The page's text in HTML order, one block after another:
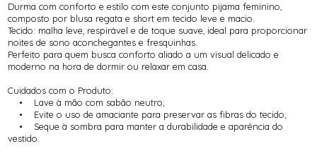
Durma com conforto e estilo com este conjunto pijama feminino,
composto por blusa regata e short em tecido leve e macio.
Tecido: malha leve, respirável e de toque suave, ideal para proporcionar
noites de sono aconchegantes e fresquinhas.
Perfeito para quem busca conforto aliado a um visual delicado e
moderno na hora de dormir ou relaxar em casa.
Cuidados com o Produto:
• Lave à mão com sabão neutro;
• Evite o uso de amaciante para preservar as fibras do tecido;
• Seque à sombra para manter a durabilidade e aparência do
vestido.